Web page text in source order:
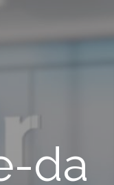
da